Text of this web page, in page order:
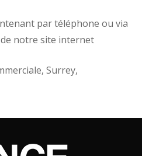
par téléphone ou via
de notre site internet